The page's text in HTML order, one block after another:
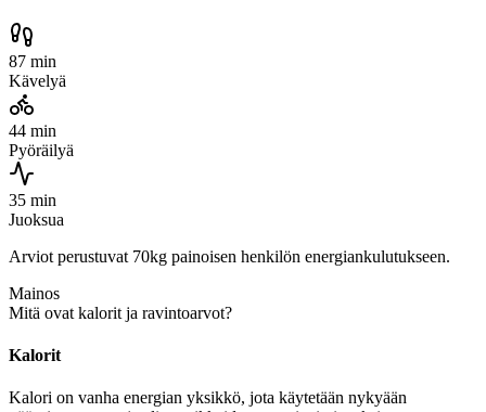
87 min
Kävelyä
44 min
Pyöräilyä
35 min
Juoksua
Arviot perustuvat 70kg painoisen henkilön energiankulutukseen.
Mainos
Mitä ovat kalorit ja ravintoarvot?
Kalorit
Kalori on vanha energian yksikkö, jota käytetään nykyään